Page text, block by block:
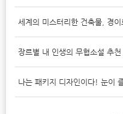
세계의 미스터리한 건축물, 경
장르별 내 인생의 무협소설 추
나는 패키지 디자인이다! 눈이